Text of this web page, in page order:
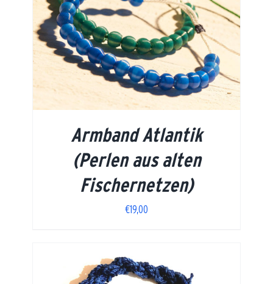
Armband Atlantik
(Perlen aus alten
Fischernetzen)
€19,00